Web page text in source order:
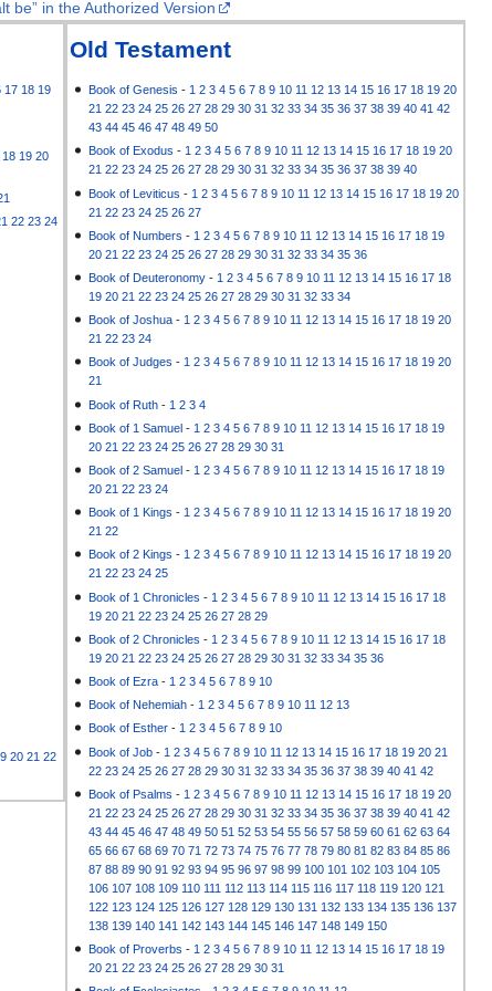
be” in the Authorized Version
Old Testament
Book of Genesis - 1 2 3 4 5 6 7 8 9 10 11 12 13 14 15 16 17 18 19 20
21 22 23 24 25 26 27 28 29 30 31 32 33 34 35 36 37 38 39 40 41 42
43 44 45 46 47 48 49 50
Book of Exodus -1 2 3 4 5 6 7 8 9 10 11 12 13 14 15 16 17 18 19 20
21 22 23 24 25 26 27 28 29 30 31 32 33 34 35 36 37 38 39 40
Book of Leviticus - 1 2 3 4 5 6 7 8 9 10 11 12 13 14 15 16 17 18 19 20
21 22 23 24 25 26 27
Book of Numbers - 1 2 3 4 5 6 7 8 9 10 11 12 13 14 15 16 17 18 19
20 21 22 23 24 25 26 27 28 29 30 31 32 33 34 35 36
Book of Deuteronomy - 1 2 3 4 5 6 7 8 9 10 11 12 13 14 15 16 17 18
19 20 21 22 23 24 25 26 27 28 29 30 31 32 33 34
Book of Joshua - 1 2 3 4 5 6 7 8 9 10 11 12 13 14 15 16 17 18 19 20
21 22 23 24
Book of Judges -1 2 3 4 5 6 7 8 9 10 11 12 13 14 15 16 17 18 19 20
21
Book of Ruth - 1 2 3 4
Book of 1 Samuel - 1 2 3 4 5 6 7 8 9 10 11 12 13 14 15 16 17 18 19
20 21 22 23 24 25 26 27 28 29 30 31
Book of 2 Samuel - 1 2 3 4 5 6 7 8 9 10 11 12 13 14 15 16 17 18 19
20 21 22 23 24
Book of 1 Kings - 1 2 3 4 5 6 7 8 9 10 11 12 13 14 15 16 17 18 19 20
21 22
Book of 2 Kings -1 2 3 4 5 6 7 8 9 10 11 12 13 14 15 16 17 18 19 20
21 22 23 24 25
Book of 1 Chronicles - 1 2 3 4 5 6 7 8 9 10 11 12 13 14 15 16 17 18
19 20 21 22 23 24 25 26 27 28 29
Book of 2 Chronicles - 1 2 3 4 5 6 7 8 9 10 11 12 13 14 15 16 17 18
19 20 21 22 23 24 25 26 27 28 29 30 31 32 33 34 35 36
Book of Ezra - 1 2 3 4 5 6 7 8 9 10
Book of Nehemiah - 1 2 3 4 5 6 7 8 9 10 11 12 13
Book of Esther -1 2 3 4 5 6 7 8 9 10
Book of Job - 1 2 3 4 5 6 7 8 9 10 11 12 13 14 15 16 17 18 19 20 21
22 23 24 25 26 27 28 29 30 31 32 33 34 35 36 37 38 39 40 41 42
Book of Psalms - 1 2 3 4 5 6 7 8 9 10 11 12 13 14 15 16 17 18 19 20
21 22 23 24 25 26 27 28 29 30 31 32 33 34 35 36 37 38 39 40 41 42
43 44 45 46 47 48 49 50 51 52 53 54 55 56 57 58 59 60 61 62 63 64
65 66 67 68 69 70 71 72 73 74 75 76 77 78 79 80 81 82 83 84 85 86
87 88 89 90 91 92 93 94 95 96 97 98 99 100 101 102 103 104 105
106 107 108 109 110 111 112 113 114 115 116 117 118 119 120 121
122 123 124 125 126 127 128 129 130 131 132 133 134 135 136 137
138 139 140 141 142 143 144 145 146 147 148 149 150
Book of Proverbs - 1 2 3 4 5 6 7 8 9 10 11 12 13 14 15 16 17 18 19
20 21 22 23 24 25 26 27 28 29 30 31
17 18 19
18 19 20
22 23 24
20 21 22